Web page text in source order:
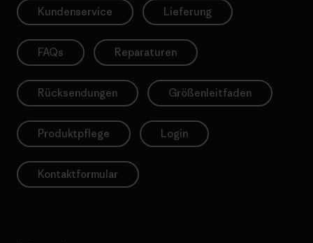
Kundenservice Lieferung
FAQs Reparaturen
Rücksendungen Größenleitfaden
Produktpflege Login
Kontaktformular